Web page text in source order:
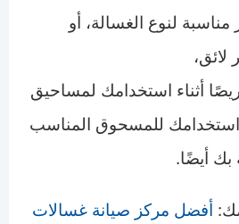
لنوع الغسالة، أو
أثناء استخدامك لمساحيق
استخدامك للمسحوق المناسب
بك أيضًا.
أفضل مركز صيانة غسالات